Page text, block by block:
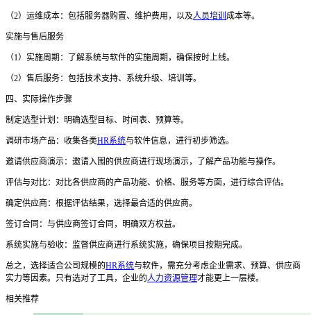
（2）运维成本：包括服务器购置、维护费用，以及人员培训 成本等。
实施与售后服务
（1）实施周期：了解系统与软件的实施周期，确保按时上线。
（2）售后服务：包括技术支持、系统升级、培训等。
四、实际操作步骤
制定选型计划：明确选型目标、时间表、预算等。
调研市场产品：收集各类HR系统与软件信息，进行初步筛选。
邀请供应商演示：邀请入围的供应商进行现场演示，了解产品功能与操作。
评估与对比：对比各供应商的产品功能、价格、服务等方面，进行综合评估。
确定供应商：根据评估结果，选择最合适的供应商。
签订合同：与供应商签订合同，明确双方权益。
系统实施与验收：监督供应商进行系统实施，确保项目按期完成。
总之，选择适合公司规模的HR系统与软件，需充分考虑企业需求、预算、供应商
实力等因素。只有选对了工具，企业的人力资源管理才能更上一层楼。
相关推荐